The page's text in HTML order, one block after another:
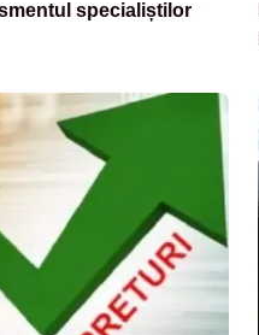
specialiștilor